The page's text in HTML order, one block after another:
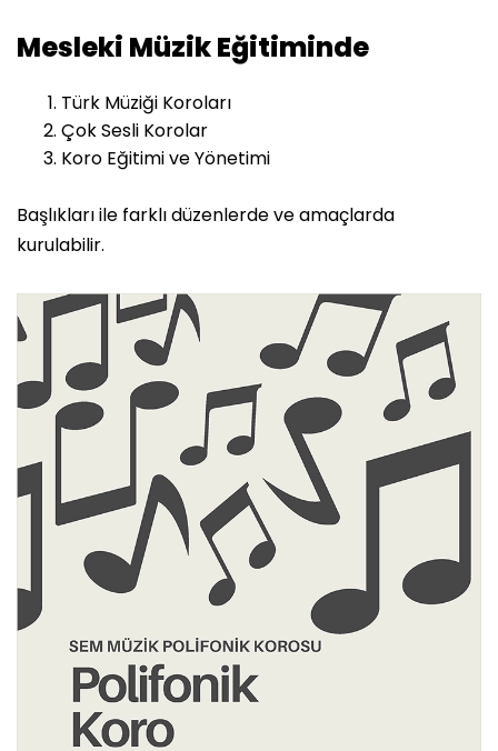
Mesleki Müzik Eğitiminde
Türk Müziği Koroları
Çok Sesli Korolar
Koro Eğitimi ve Yönetimi
Başlıkları ile farklı düzenlerde ve amaçlarda
kurulabilir.